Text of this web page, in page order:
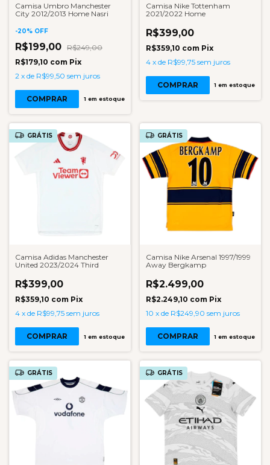
Camisa Umbro Manchester
City 2012/2013 Home Nasri
-20% OFF
R$199,00 R$249,00
R$179,10 com Pix
2 x de R$99,50 sem juros
COMPRAR 1em estoque
Camisa Nike Tottenham
2021/2022 Home
R$399,00
R$359,10 com Pix
4 x de R$99,75 sem juros
COMPRAR 1 em estoque
GRÁTIS
Camisa Adidas Manchester
United 2023/2024 Third
R$399,00
R$359,10 com Pix
4 x de R$99,75 sem juros
COMPRAR 1em estoque
GRÁTIS
Camisa Nike Arsenal 1997/1999
Away Bergkamp
R$2.499,00
R$2.249,10 com Pix
10 x de R$249,90 sem juros
COMPRAR 1 em estoque
GRÁTIS GRÁTIS